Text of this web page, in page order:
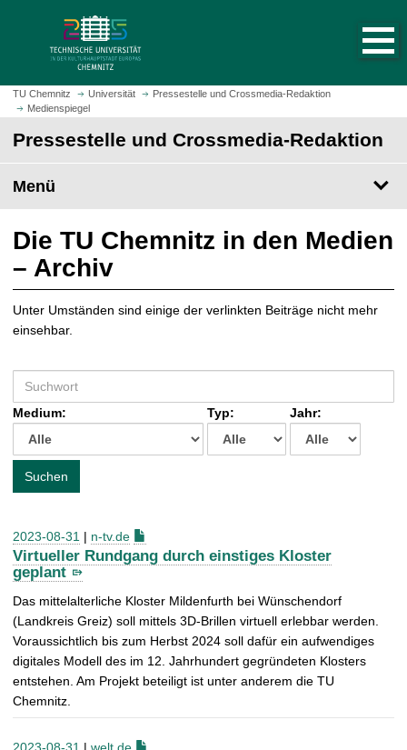
m
H
t
s
i
e
a
u
f
r
u
f
e
TU Chemnitz Universität
Pressestelle und Crossmedia-Redaktion
Medienspiegel
Pressestelle und Crossmedia-Redaktion
Menü
Die TU Chemnitz in den Medien
– Archiv
Unter Umständen sind einige der verlinkten Beiträge nicht mehr
einsehbar.
u
c
e
h
:
Medium: Typ: Jahr:
Suchen
2023-08-31 | n-tv.de
Virtueller Rundgang durch einstiges Kloster
geplant
Das mittelalterliche Kloster Mildenfurth bei Wünschendorf
(Landkreis Greiz) soll mittels 3D-Brillen virtuell erlebbar werden.
Voraussichtlich bis zum Herbst 2024 soll dafür ein aufwendiges
digitales Modell des im 12. Jahrhundert gegründeten Klosters
entstehen. Am Projekt beteiligt ist unter anderem die TU
Chemnitz.